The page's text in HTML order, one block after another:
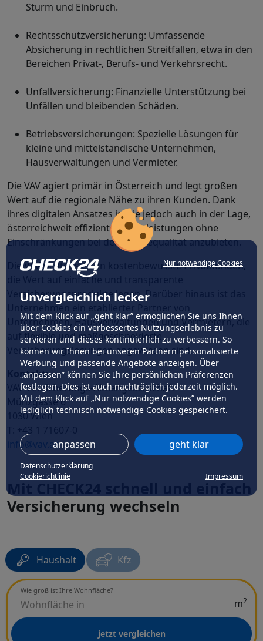
Nur notwendige Cookies
Unvergleichlich lecker
Mit dem Klick auf „geht klar” ermöglichen Sie uns Ihnen
über Cookies ein verbessertes Nutzungserlebnis zu
servieren und dieses kontinuierlich zu verbessern. So
können wir Ihnen bei unseren Partnern personalisierte
Werbung und passende Angebote anzeigen. Über
„anpassen” können Sie Ihre persönlichen Präferenzen
festlegen. Dies ist auch nachträglich jederzeit möglich.
Mit dem Klick auf „Nur notwendige Cookies” werden
lediglich technisch notwendige Cookies gespeichert.
anpassen geht klar
Datenschutzerklärung
Cookierichtlinie
Impressum
Sturm und Einbruch.
Rechtsschutzversicherung: Umfassende
Absicherung in rechtlichen Streitfällen, etwa in den
Bereichen Privat-, Berufs- und Verkehrsrecht.
Unfallversicherung: Finanzielle Unterstützung bei
Unfällen und bleibenden Schäden.
Betriebsversicherungen: Spezielle Lösungen für
kleine und mittelständische Unternehmen,
Hausverwaltungen und Vermieter.
Die VAV agiert primär in Österreich und legt großen
Wert auf die regionale Nähe zu ihren Kunden. Dank
ihres digitalen Ansatzes ist sie jedoch auch in der Lage,
österreichweit effiziente Dienstleistungen ohne
Einschränkungen bei der Servicequalität anzubieten.
Die VAV richtet sich an kostenbewusste Privatkunden,
die Wert auf einfache und transparente
Versicherungsprodukte legen. Darüber hinaus ist das
Unternehmen ein etablierter Partner von
Unternehmen, Hausverwaltungen und Vermietern, die
auf flexible und maßgeschneiderte
Versicherungslösungen angewiesen sind.
Kontakt:
VAV Versicherungs-Aktiengesellschaft
Münzgasse 6
1030 Wien
info@vav.at
Mit CHECK24 schnell und einfach
Versicherung wechseln
Haushalt Kfz
Wie groß ist Ihre Wohnfläche?
m2
jetzt vergleichen